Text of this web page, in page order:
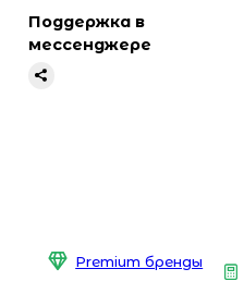
Поддержка в
мессенджере
Premium бренды